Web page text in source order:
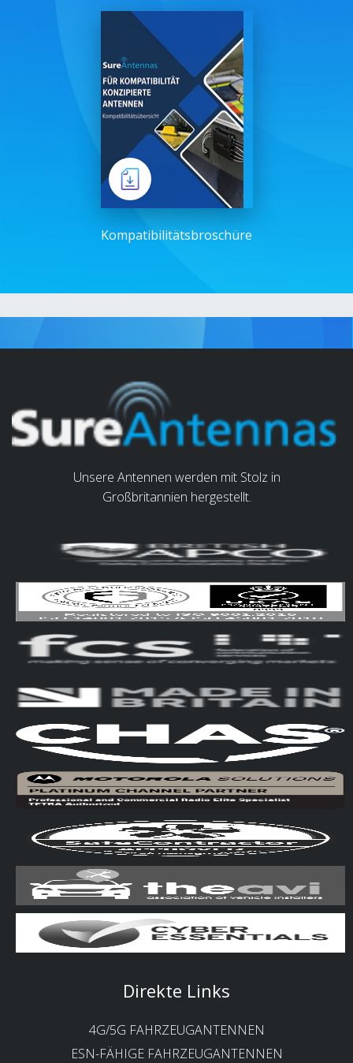
Kompatibilitätsbroschüre
Unsere Antennen werden mit Stolz in
Großbritannien hergestellt.
Direkte Links
4G/5G FAHRZEUGANTENNEN
ESN-FÄHIGE FAHRZEUGANTENNEN